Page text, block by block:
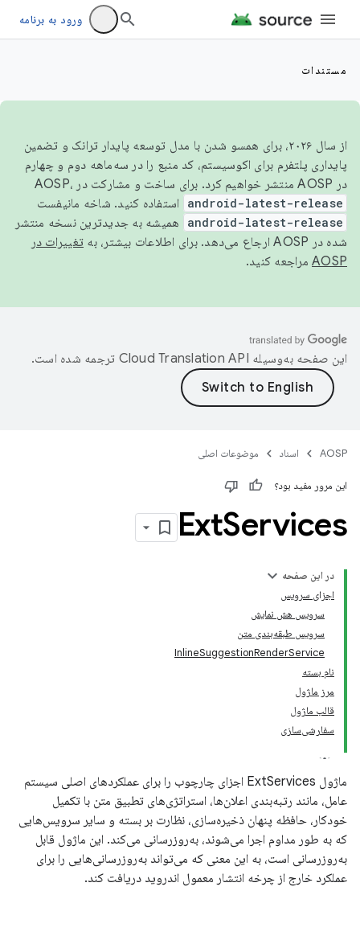
ورود به برنامه
مستندات
از سال ۲۰۲۶، برای همسو شدن با مدل توسعه پایدار ترانک و تضمین
پایداری پلتفرم برای اکوسیستم، کد منبع را در سه‌ماهه دوم و چهارم
در AOSP منتشر خواهیم کرد. برای ساخت و مشارکت در AOSP،
android-latest-release استفاده کنید. شاخه مانیفست
android-latest-release
همیشه به جدیدترین نسخه منتشر
شده در AOSP ارجاع می‌دهد. برای اطلاعات بیشتر، به
تغییرات در
AOSP مراجعه کنید.
این صفحه به‌وسیله ترجمه شده است.
AOSP اسناد موضوعات اصلی
این مرور مفید بود؟
ExtServices
در این صفحه
اجزای سرویس
سرویس هش نمایش
سرویس طبقه‌بندی متن
InlineSuggestionRenderService
نام بسته
مرز ماژول
قالب ماژول
سفارشی‌سازی
ماژول ExtServices اجزای چارچوب را برای عملکردهای اصلی سیستم
عامل، مانند رتبه‌بندی اعلان‌ها، استراتژی‌های تطبیق متن با تکمیل
خودکار، حافظه پنهان ذخیره‌سازی، نظارت بر بسته و سایر سرویس‌هایی
که به طور مداوم اجرا می‌شوند، به‌روزرسانی می‌کند. این ماژول قابل
به‌روزرسانی است، به این معنی که می‌تواند به‌روزرسانی‌هایی را برای
عملکرد خارج از چرخه انتشار معمول اندروید دریافت کند.